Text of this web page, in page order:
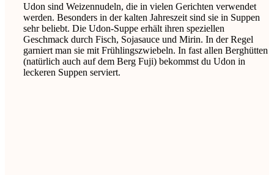
Udon sind Weizennudeln, die in vielen Gerichten verwendet
werden. Besonders in der kalten Jahreszeit sind sie in Suppen
sehr beliebt. Die Udon-Suppe erhält ihren speziellen
Geschmack durch Fisch, Sojasauce und Mirin. In der Regel
garniert man sie mit Frühlingszwiebeln. In fast allen Berghütten
(natürlich auch auf dem Berg Fuji) bekommst du Udon in
leckeren Suppen serviert.